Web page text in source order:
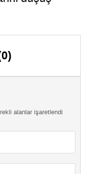
alanlar işaretlendi